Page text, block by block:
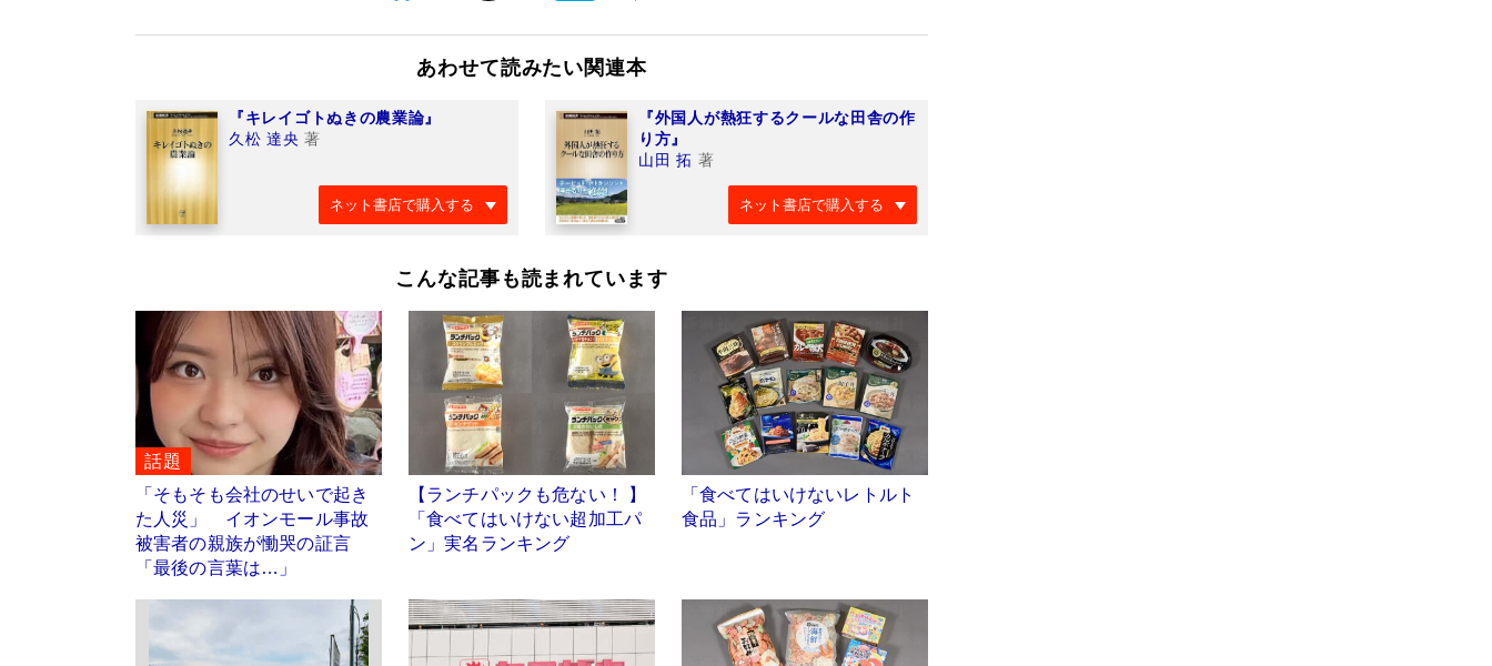
あわせて読みたい関連本
『キレイゴトぬきの農業論』
久松 達央 著
ネット書店で購入する
『外国人が熱狂するクールな田舎の作
り方』
山田 拓 著
ネット書店で購入する
こんな記事も読まれています
話題
「そもそも会社のせいで起き
た人災」 イオンモール事故
被害者の親族が慟哭の証言
「最後の言葉は…」
【ランチパックも危ない！ 】
「食べてはいけない超加工パ
ン」実名ランキング
「食べてはいけないレトルト
食品」ランキング